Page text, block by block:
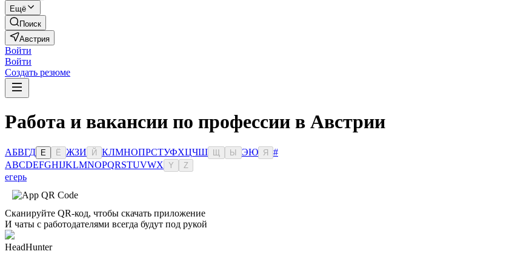
Ещё
Поиск
Австрия
Войти
Войти
Создать резюме
Работа и вакансии по профессии в Австрии
АБВГД Е Ё ЖЗИ Й КЛМНОПРСТУФХЦЧШ Ы ЭЮ Я
#
ABCDEFGHIJKLMNOPQRSTUVWX Y Z
егерь
Сканируйте QR-код, чтобы скачать приложение
И чаты с работодателями всегда будут под рукой
HeadHunter